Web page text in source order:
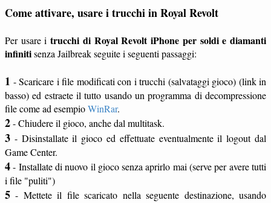
Come attivare, usare i trucchi in Royal Revolt
Per usare itrucchi di Royal Revolt iPhone per soldi e diamanti
infinitisenza Jailbreak seguite i seguenti passaggi:
1 - Scaricare i file modificati con i trucchi (salvataggi gioco) (link in
basso) ed estraete il tutto usando un programma di decompressione
file come ad esempioWinRar.
2- Chiudere il gioco, anche dal multitask.
3 - Disinstallate il gioco ed effettuate eventualmente il logout dal
Game Center.
4- Installate di nuovo il gioco senza aprirlo mai (serve per avere tutti
i file "puliti")
5 - Mettete il file scaricato nella seguente destinazione, usando